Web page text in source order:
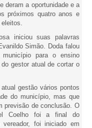
deram a oportunidade e a
próximos quatro anos e
iniciou suas palavras
Simão. Doda falou
para o ensino
gestor atual de cortar o
gestão vários pontos
do município, mas que
previsão de conclusão. O
Coelho foi a final do
foi iniciado em